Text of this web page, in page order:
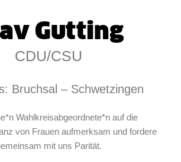
Gutting
CDU/CSU
Bruchsal – Schwetzingen
Wahlkreisabgeordnete*n auf die
von Frauen aufmerksam und fordere
mit uns Parität.